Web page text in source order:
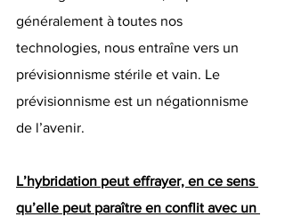
généralement à toutes nos
technologies, nous entraîne vers un
prévisionnisme stérile et vain. Le
prévisionnisme est un négationnisme
de l’avenir.
L’hybridation peut effrayer, en ce sens
qu’elle peut paraître en conflit avec un